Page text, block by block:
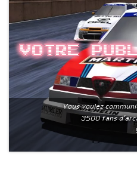
Votre
Vous voulez
3500 fans